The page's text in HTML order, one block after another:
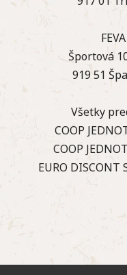
FEVA
Športová
919 51
Všetky
COOP
COOP
EURO DISCONT